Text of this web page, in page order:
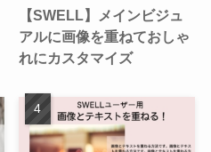
【SWELL】メインビジュ
アルに画像を重ねておしゃ
れにカスタマイズ